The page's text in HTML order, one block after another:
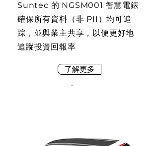
Suntec 的 NGSM001 智慧電錶
確保所有資料（非 PII）均可追
踪，並與業主共享，以便更好地
追蹤投資回報率
了解更多